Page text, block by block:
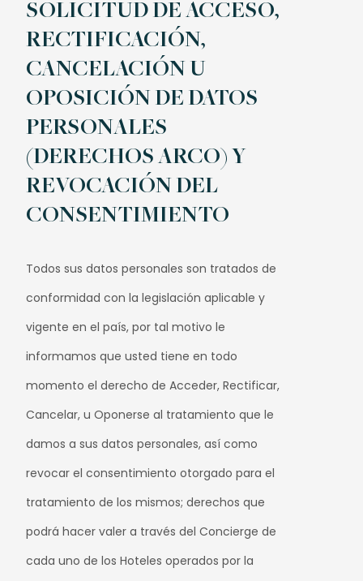
SOLICITUD DE ACCESO,
RECTIFICACIÓN,
CANCELACIÓN U
OPOSICIÓN DE DATOS
PERSONALES
(DERECHOS ARCO) Y
REVOCACIÓN DEL
CONSENTIMIENTO
Todos sus datos personales son tratados de
conformidad con la legislación aplicable y
vigente en el país, por tal motivo le
informamos que usted tiene en todo
momento el derecho de Acceder, Rectificar,
Cancelar, u Oponerse al tratamiento que le
damos a sus datos personales, así como
revocar el consentimiento otorgado para el
tratamiento de los mismos; derechos que
podrá hacer valer a través del Concierge de
cada uno de los Hoteles operados por la